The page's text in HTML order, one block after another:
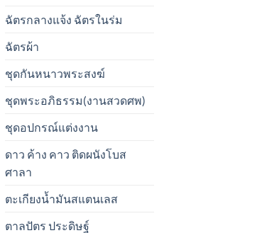
ฉัตรกลางแจ้ง ฉัตรในร่ม
ฉัตรผ้า
ชุดกันหนาวพระสงฆ์
ชุดพระอภิธรรม(งานสวดศพ)
ชุดอปกรณ์แต่งงาน
ดาว ค้าง คาว ติดผนังโบส
ศาลา
ตะเกียงน้ำมันสแตนเลส
ตาลปัตร ประดิษฐ์